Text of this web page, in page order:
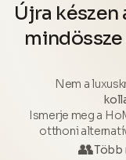
Újra készen
Nem a
Ismerje meg a
otthoni
👥Több